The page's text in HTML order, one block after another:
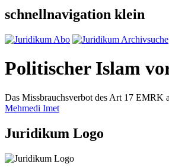
schnellnavigation klein
Politischer Islam
Das Missbrauchsverbot des Art 17 EMRK
Mehmedi Imet
Juridikum Logo